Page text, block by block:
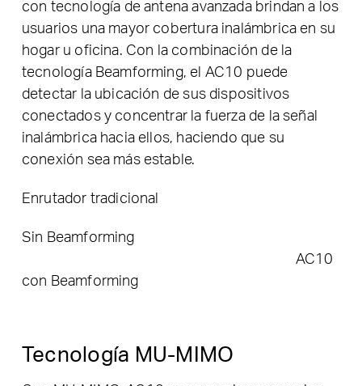
con tecnología de antena avanzada brindan a los
usuarios una mayor cobertura inalámbrica en su
hogar u oficina. Con la combinación de la
tecnología Beamforming, el AC10 puede
detectar la ubicación de sus dispositivos
conectados y concentrar la fuerza de la señal
inalámbrica hacia ellos, haciendo que su
conexión sea más estable.
Enrutador tradicional
Sin Beamforming
AC10
con Beamforming
Tecnología MU-MIMO